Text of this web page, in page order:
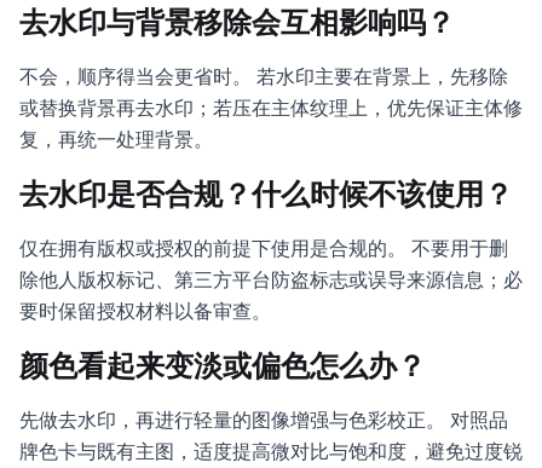
去水印与背景移除会互相影响吗？
不会，顺序得当会更省时。 若水印主要在背景上，先移除
或替换背景再去水印；若压在主体纹理上，优先保证主体修
复，再统一处理背景。
去水印是否合规？什么时候不该使用？
仅在拥有版权或授权的前提下使用是合规的。 不要用于删
除他人版权标记、第三方平台防盗标志或误导来源信息；必
要时保留授权材料以备审查。
颜色看起来变淡或偏色怎么办？
先做去水印，再进行轻量的图像增强与色彩校正。 对照品
牌色卡与既有主图，适度提高微对比与饱和度，避免过度锐